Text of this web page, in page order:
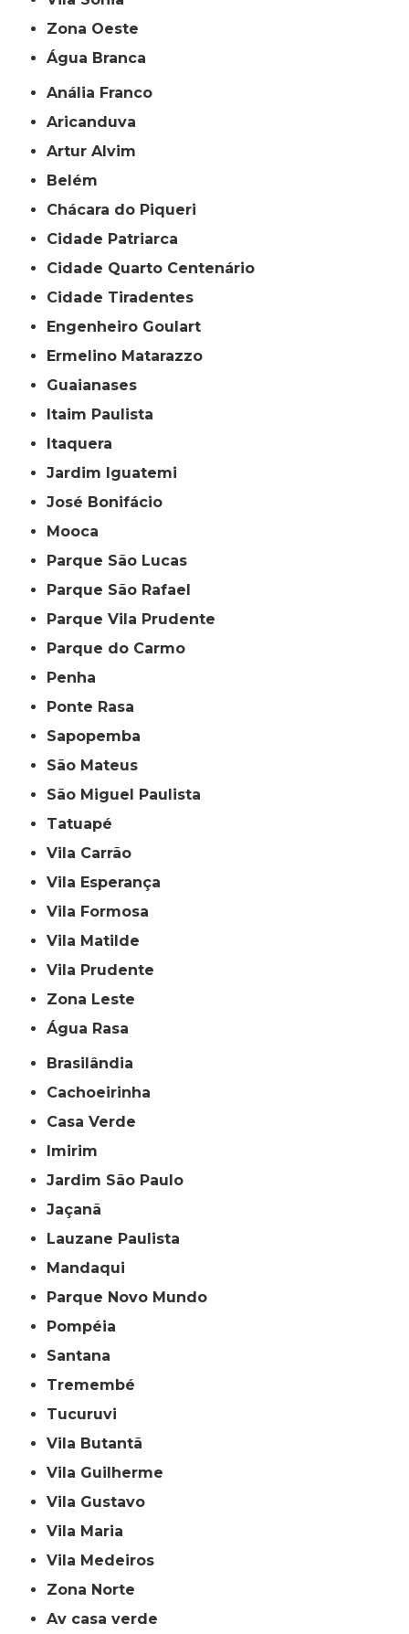
Zona Oeste
Água Branca
Anália Franco
Aricanduva
Artur Alvim
Belém
Chácara do Piqueri
Cidade Patriarca
Cidade Quarto Centenário
Cidade Tiradentes
Engenheiro Goulart
Ermelino Matarazzo
Guaianases
Itaim Paulista
Itaquera
Jardim Iguatemi
José Bonifácio
Mooca
Parque São Lucas
Parque São Rafael
Parque Vila Prudente
Parque do Carmo
Penha
Ponte Rasa
Sapopemba
São Mateus
São Miguel Paulista
Tatuapé
Vila Carrão
Vila Esperança
Vila Formosa
Vila Matilde
Vila Prudente
Zona Leste
Água Rasa
Brasilândia
Cachoeirinha
Casa Verde
Imirim
Jardim São Paulo
Jaçanã
Lauzane Paulista
Mandaqui
Parque Novo Mundo
Pompéia
Santana
Tremembé
Tucuruvi
Vila Butantã
Vila Guilherme
Vila Gustavo
Vila Maria
Vila Medeiros
Zona Norte
av casa verde